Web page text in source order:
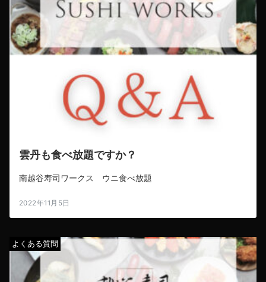
雲丹も食べ放題ですか？
南越谷寿司ワークス ウニ食べ放題
2022年11月5日
よくある質問